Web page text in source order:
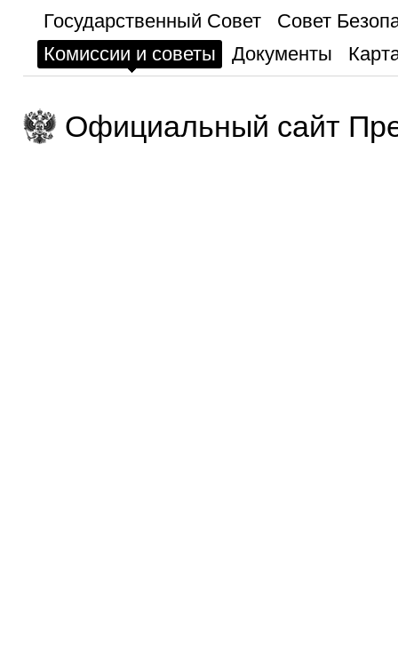
Государственный Совет
Совет
Комиссии и советы
Документы
Официальный сайт